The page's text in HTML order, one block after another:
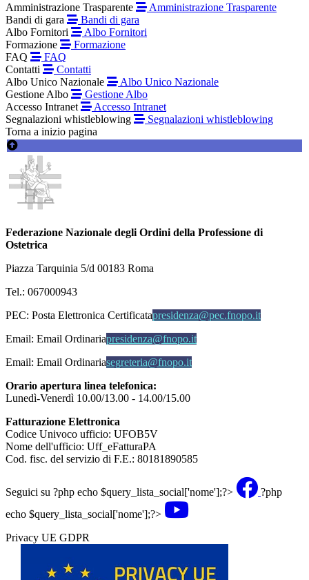
Amministrazione Trasparente
Amministrazione Trasparente
Bandi di gara
Bandi di gara
Albo Fornitori
Albo Fornitori
Formazione
Formazione
FAQ
FAQ
Contatti
Contatti
Albo Unico Nazionale
Albo Unico Nazionale
Gestione Albo
Gestione Albo
Accesso Intranet
Accesso Intranet
Segnalazioni whistleblowing
Segnalazioni whistleblowing
Torna a inizio pagina
Federazione Nazionale degli Ordini della Professione di
Ostetrica
Piazza Tarquinia 5/d 00183 Roma
Tel.: 067000943
PEC: Posta Elettronica Certificatapresidenza@pec.fnopo.it
Email: Email Ordinariapresidenza@fnopo.it
Email: Email Ordinariasegreteria@fnopo.it
Orario apertura linea telefonica:
Lunedì-Venerdì 10.00/13.00 - 14.00/15.00
Fatturazione Elettronica
Codice Univoco ufficio: UFOB5V
Nome dell'ufficio: Uff_eFatturaPA
Cod. fisc. del servizio di F.E.: 80181890585
Seguici su ?php echo $query_lista_social['nome'];?>
?php
echo $query_lista_social['nome'];?>
Privacy UE GDPR